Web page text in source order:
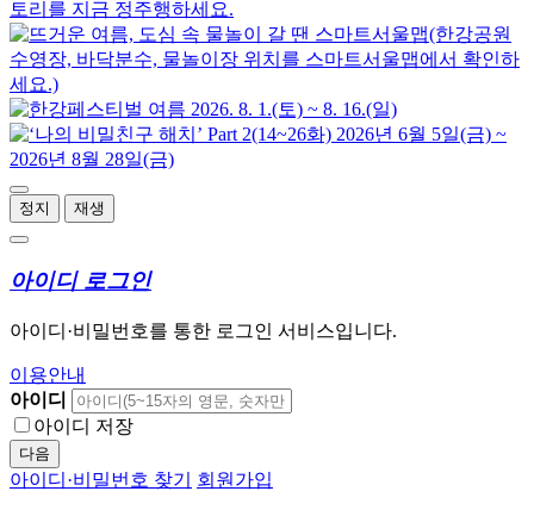
정지 재생
아이디 로그인
아이디·비밀번호를 통한 로그인 서비스입니다.
이용안내
아이디
아이디 저장
다음
아이디·비밀번호 찾기 회원가입